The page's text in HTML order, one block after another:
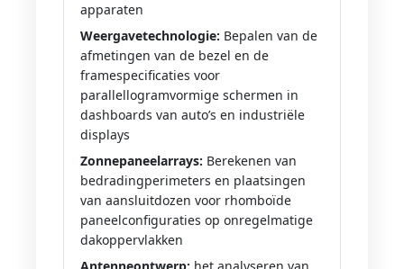
apparaten
Weergavetechnologie: Bepalen van de
afmetingen van de bezel en de
framespecificaties voor
parallellogramvormige schermen in
dashboards van auto’s en industriële
displays
Zonnepaneelarrays: Berekenen van
bedradingperimeters en plaatsingen
van aansluitdozen voor rhomboïde
paneelconfiguraties op onregelmatige
dakoppervlakken